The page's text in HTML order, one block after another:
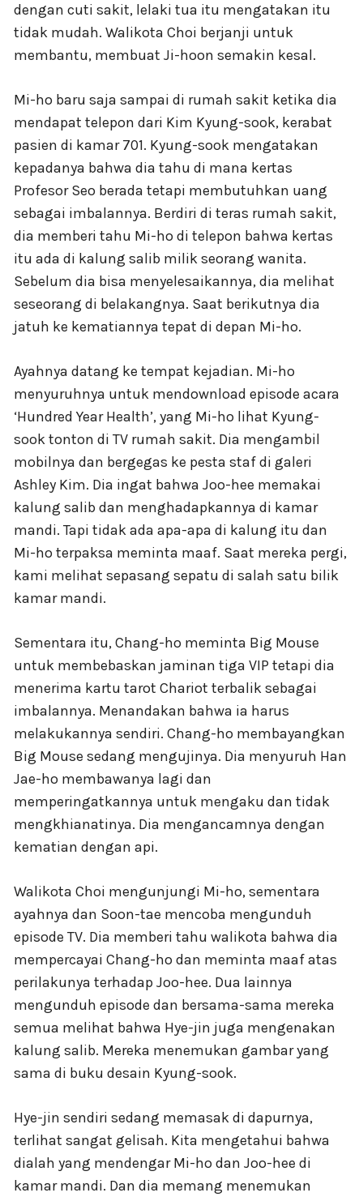
dengan cuti sakit, lelaki tua itu mengatakan itu
tidak mudah. Walikota Choi berjanji untuk
membantu, membuat Ji-hoon semakin kesal.
Mi-ho baru saja sampai di rumah sakit ketika dia
mendapat telepon dari Kim Kyung-sook, kerabat
pasien di kamar 701. Kyung-sook mengatakan
kepadanya bahwa dia tahu di mana kertas
Profesor Seo berada tetapi membutuhkan uang
sebagai imbalannya. Berdiri di teras rumah sakit,
dia memberi tahu Mi-ho di telepon bahwa kertas
itu ada di kalung salib milik seorang wanita.
Sebelum dia bisa menyelesaikannya, dia melihat
seseorang di belakangnya. Saat berikutnya dia
jatuh ke kematiannya tepat di depan Mi-ho.
Ayahnya datang ke tempat kejadian. Mi-ho
menyuruhnya untuk mendownload episode acara
‘Hundred Year Health’, yang Mi-ho lihat Kyung-
sook tonton di TV rumah sakit. Dia mengambil
mobilnya dan bergegas ke pesta staf di galeri
Ashley Kim. Dia ingat bahwa Joo-hee memakai
kalung salib dan menghadapkannya di kamar
mandi. Tapi tidak ada apa-apa di kalung itu dan
Mi-ho terpaksa meminta maaf. Saat mereka pergi,
kami melihat sepasang sepatu di salah satu bilik
kamar mandi.
Sementara itu, Chang-ho meminta Big Mouse
untuk membebaskan jaminan tiga VIP tetapi dia
menerima kartu tarot Chariot terbalik sebagai
imbalannya. Menandakan bahwa ia harus
melakukannya sendiri. Chang-ho membayangkan
Big Mouse sedang mengujinya. Dia menyuruh Han
Jae-ho membawanya lagi dan
memperingatkannya untuk mengaku dan tidak
mengkhianatinya. Dia mengancamnya dengan
kematian dengan api.
Walikota Choi mengunjungi Mi-ho, sementara
ayahnya dan Soon-tae mencoba mengunduh
episode TV. Dia memberi tahu walikota bahwa dia
mempercayai Chang-ho dan meminta maaf atas
perilakunya terhadap Joo-hee. Dua lainnya
mengunduh episode dan bersama-sama mereka
semua melihat bahwa Hye-jin juga mengenakan
kalung salib. Mereka menemukan gambar yang
sama di buku desain Kyung-sook.
Hye-jin sendiri sedang memasak di dapurnya,
terlihat sangat gelisah. Kita mengetahui bahwa
dialah yang mendengar Mi-ho dan Joo-hee di
kamar mandi. Dan dia memang menemukan